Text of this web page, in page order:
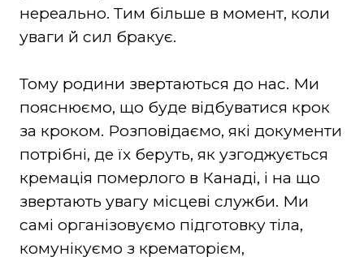
нереально. Тим більше в момент, коли
уваги й сил бракує.
Тому родини звертаються до нас. Ми
пояснюємо, що буде відбуватися крок
за кроком. Розповідаємо, які документи
потрібні, де їх беруть, як узгоджується
кремація померлого в Канаді, і на що
звертають увагу місцеві служби. Ми
самі організовуємо підготовку тіла,
комунікуємо з крематорієм,